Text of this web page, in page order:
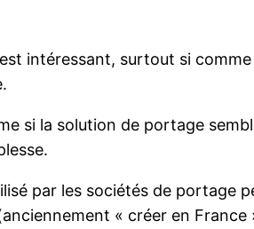
intéressant, surtout si
si la solution de portage
par les sociétés de portage
« créer en